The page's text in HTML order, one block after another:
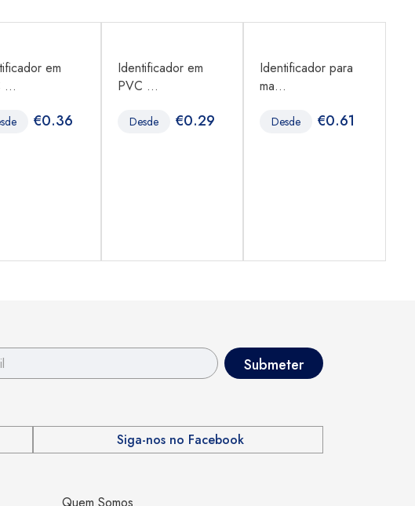
em
...
€0.36
Identificador em
PVC ...
Desde €0.29
Identificador para
ma...
Desde €0.61
Siga-nos no Facebook